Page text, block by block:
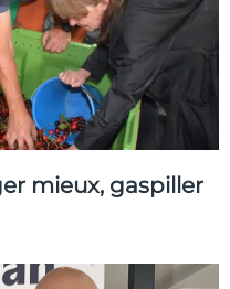
mieux, gaspiller